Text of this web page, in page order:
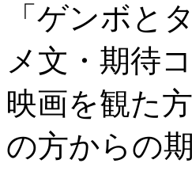
「ゲンボと
メ文・期待
映画を観た
の方からの